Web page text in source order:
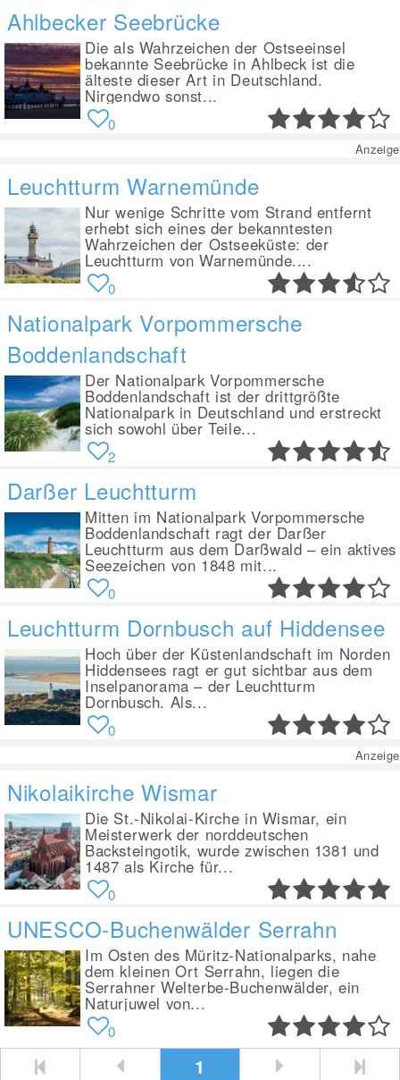
Ahlbecker Seebrücke
Die als Wahrzeichen der Ostseeinsel
bekannte Seebrücke in Ahlbeck ist die
älteste dieser Art in Deutschland.
Nirgendwo sonst...
0
Anzeige
Leuchtturm Warnemünde
Nur wenige Schritte vom Strand entfernt
erhebt sich eines der bekanntesten
Wahrzeichen der Ostseeküste: der
Leuchtturm von Warnemünde....
0
Nationalpark Vorpommersche
Boddenlandschaft
Der Nationalpark Vorpommersche
Boddenlandschaft ist der drittgrößte
Nationalpark in Deutschland und erstreckt
sich sowohl über Teile...
2
Darßer Leuchtturm
Mitten im Nationalpark Vorpommersche
Boddenlandschaft ragt der Darßer
Leuchtturm aus dem Darßwald – ein aktives
Seezeichen von 1848 mit...
0
Leuchtturm Dornbusch auf Hiddensee
Hoch über der Küstenlandschaft im Norden
Hiddensees ragt er gut sichtbar aus dem
Inselpanorama – der Leuchtturm
Dornbusch. Als...
0
Anzeige
Nikolaikirche Wismar
Die St.-Nikolai-Kirche in Wismar, ein
Meisterwerk der norddeutschen
Backsteingotik, wurde zwischen 1381 und
1487 als Kirche für...
0
UNESCO-Buchenwälder Serrahn
Im Osten des Müritz-Nationalparks, nahe
dem kleinen Ort Serrahn, liegen die
Serrahner Welterbe-Buchenwälder, ein
Naturjuwel von...
0
1